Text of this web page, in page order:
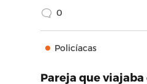
0
Policíacas
Pareja que